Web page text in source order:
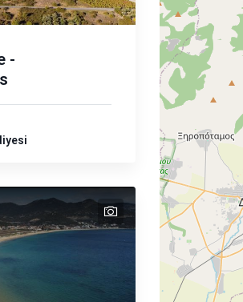
-
text
text
text
text
text